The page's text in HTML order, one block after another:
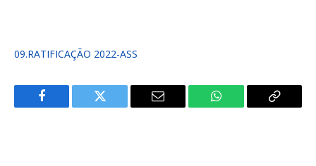
09.RATIFICAÇÃO 2022-ASS
Facebook Twitter
E-
WhatsApp Copiar